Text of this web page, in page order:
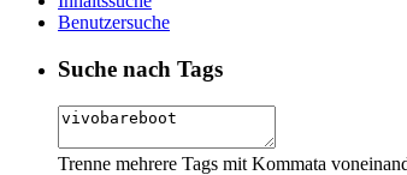
Benutzersuche
Suche nach Tags
Trenne mehrere Tags mit Kommata